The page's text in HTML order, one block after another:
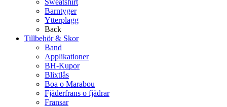
Sweatshirt
Barntyger
Ytterplagg
Back
Tillbehör & Skor
Band
Applikationer
BH-Kupor
Blixtlås
Boa o Marabou
Fjäderfrans o fjädrar
Fransar